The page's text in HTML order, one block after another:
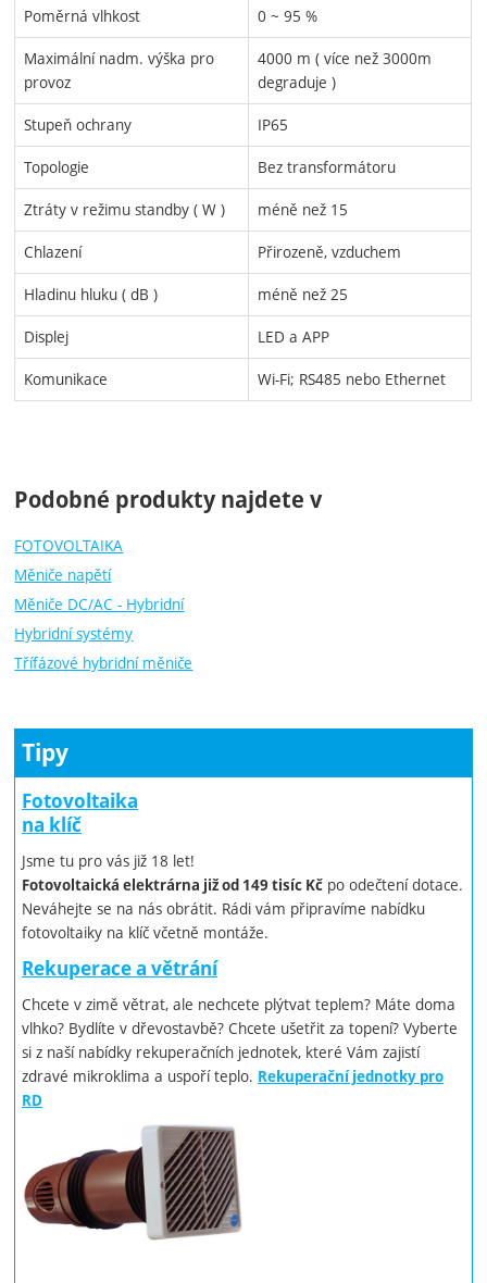
Poměrná vlhkost 0 ~ 95 %
Maximální nadm. výška pro
provoz
4000 m ( více než 3000m
degraduje )
Stupeň ochrany IP65
Topologie Bez transformátoru
Ztráty v režimu standby ( W ) méně než 15
Chlazení Přirozeně, vzduchem
Hladinu hluku ( dB ) méně než 25
Displej LED a APP
Komunikace Wi-Fi; RS485 nebo Ethernet
Podobné produkty najdete v
FOTOVOLTAIKA
Měniče napětí
Měniče DC/AC - Hybridní
Hybridní systémy
Třífázové hybridní měniče
Tipy
Fotovoltaika
na klíč
Jsme tu pro vás již 18 let!
Fotovoltaická elektrárna již od 149 tisíc Kč po odečtení dotace.
Neváhejte se na nás obrátit. Rádi vám připravíme nabídku
fotovoltaiky na klíč včetně montáže.
Rekuperace a větrání
Chcete v zimě větrat, ale nechcete plýtvat teplem? Máte doma
vlhko? Bydlíte v dřevostavbě? Chcete ušetřit za topení? Vyberte
si z naší nabídky rekuperačních jednotek, které Vám zajistí
zdravé mikroklima a uspoří teplo. Rekuperační jednotky pro
RD